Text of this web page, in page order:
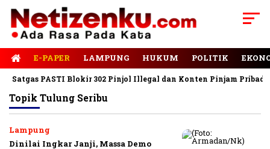
E-PAPER LAMPUNG HUKUM POLITIK
Satgas PASTI Blokir 302 Pinjol Illegal dan Konten Pinjam Pribadi
Topik Tulung Seribu
Lampung
Dinilai Ingkar Janji, Massa Demo